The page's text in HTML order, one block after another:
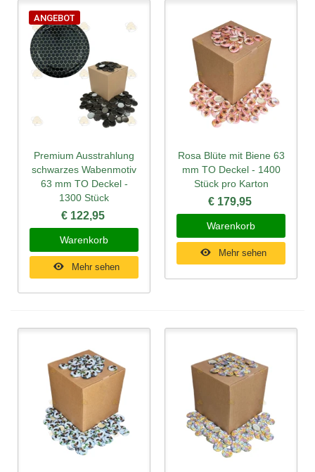
ANGEBOT
Premium Ausstrahlung
schwarzes Wabenmotiv
63 mm TO Deckel -
1300 Stück
€ 122,95
Warenkorb
Mehr sehen
Rosa Blüte mit Biene 63
mm TO Deckel - 1400
Stück pro Karton
€ 179,95
Warenkorb
Mehr sehen